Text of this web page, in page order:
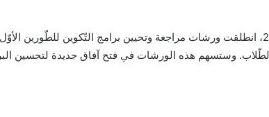
في رحاب قسم الدّراسات اللّغويّة والأدبيّة، وبتاريخ 17 مارس 2025، انطلقت ورشات مراجعة وتحيين
الطّلاب. وستسهم هذه الورشات في فتح آفاق جديدة